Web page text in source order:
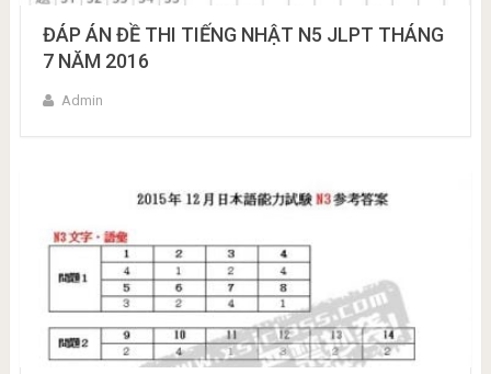
ĐÁP ÁN ĐỀ THI TIẾNG NHẬT N5 JLPT THÁNG
7 NĂM 2016
Admin